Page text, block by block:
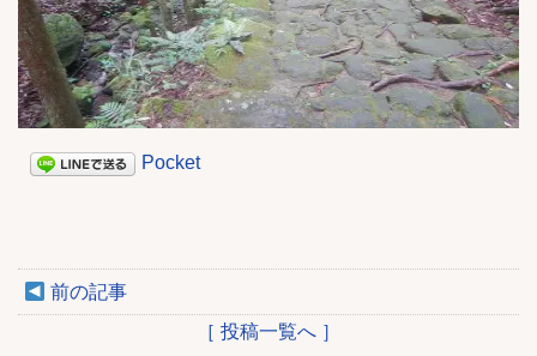
Pocket
前の記事
［ 投稿一覧へ ］